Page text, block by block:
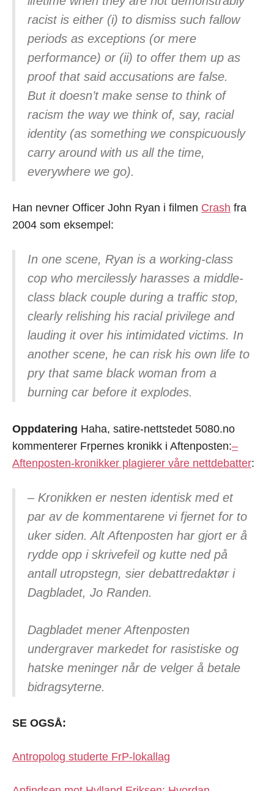
racist is either (i) to dismiss such fallow
periods as exceptions (or mere
performance) or (ii) to offer them up as
proof that said accusations are false.
But it doesn’t make sense to think of
racism the way we think of, say, racial
identity (as something we conspicuously
carry around with us all the time,
everywhere we go).
Han nevner Officer John Ryan i filmen Crash fra
2004 som eksempel:
In one scene, Ryan is a working-class
cop who mercilessly harasses a middle-
class black couple during a traffic stop,
clearly relishing his racial privilege and
lauding it over his intimidated victims. In
another scene, he can risk his own life to
pry that same black woman from a
burning car before it explodes.
Oppdatering Haha, satire-nettstedet 5080.no
kommenterer Frpernes kronikk i Aftenposten:–
Aftenposten-kronikker plagierer våre nettdebatter:
– Kronikken er nesten identisk med et
par av de kommentarene vi fjernet for to
uker siden. Alt Aftenposten har gjort er å
rydde opp i skrivefeil og kutte ned på
antall utropstegn, sier debattredaktør i
Dagbladet, Jo Randen.
Dagbladet mener Aftenposten
undergraver markedet for rasistiske og
hatske meninger når de velger å betale
bidragsyterne.
SE OGSÅ:
Antropolog studerte FrP-lokallag